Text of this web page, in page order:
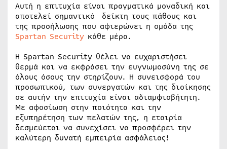
Αυτή η επιτυχία είναι πραγματικά μοναδική και
αποτελεί σημαντικό δείκτη τους πάθους και
της προσήλωσης που αφιερώνει η ομάδα της
Spartan Security κάθε μέρα.
Η Spartan Security θέλει να ευχαριστήσει
θερμά και να εκφράσει την ευγνωμοσύνη της σε
όλους όσους την στηρίζουν. Η συνεισφορά του
προσωπικού, των συνεργατών και της διοίκησης
σε αυτήν την επιτυχία είναι αδιαμφισβήτητη.
Με αφοσίωση στην ποιότητα και την
εξυπηρέτηση των πελατών της, η εταιρία
δεσμεύεται να συνεχίσει να προσφέρει την
καλύτερη δυνατή εμπειρία ασφάλειας!